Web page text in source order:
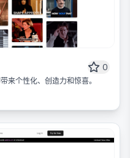
0
来个性化、创造力和惊喜。